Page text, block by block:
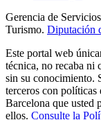
Gerencia de
Turismo. Diputación
Este portal web
técnica, no recaba ni
sin su conocimiento.
terceros con
Barcelona que usted
ellos. Consulte la